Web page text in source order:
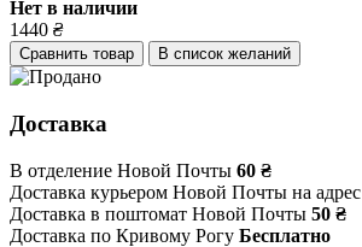
Нет в наличии
1440 ₴
Сравнить товар В список желаний
Доставка
В отделение Новой Почты 60 ₴
Доставка курьером Новой Почты на адрес
Доставка в поштомат Новой Почты 50 ₴
Доставка по Кривому Рогу Бесплатно